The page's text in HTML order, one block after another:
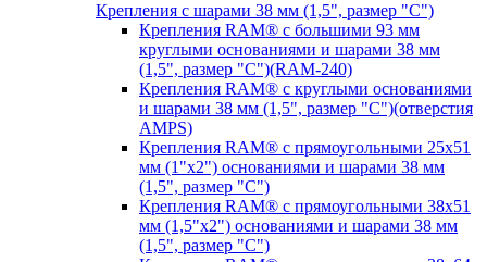
Крепления с шарами 38 мм (1,5", размер "C")
Крепления RAM® с большими 93 мм
круглыми основаниями и шарами 38 мм
(1,5", размер "C")(RAM-240)
Крепления RAM® с круглыми основаниями
и шарами 38 мм (1,5", размер "C")(отверстия
AMPS)
Крепления RAM® с прямоугольными 25х51
мм (1"х2") основаниями и шарами 38 мм
(1,5", размер "C")
Крепления RAM® с прямоугольными 38х51
мм (1,5"х2") основаниями и шарами 38 мм
(1,5", размер "C")